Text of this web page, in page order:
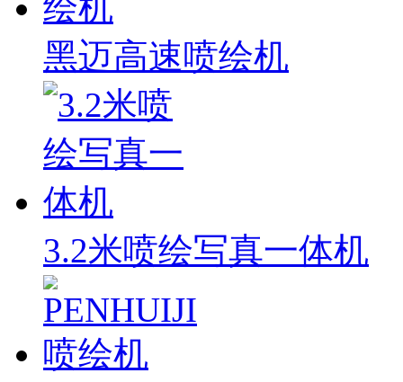
黑迈高速喷绘机
3.2米喷绘写真一体机